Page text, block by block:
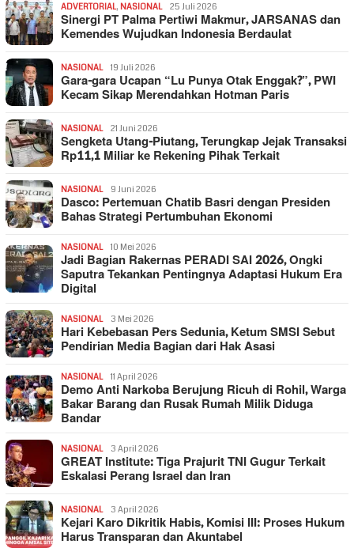
ADVERTORIAL, NASIONAL 25 Juli 2026
Sinergi PT Palma Pertiwi Makmur, JARSANAS dan
Kemendes Wujudkan Indonesia Berdaulat
NASIONAL 19 Juli 2026
Gara-gara Ucapan “Lu Punya Otak Enggak?”, PWI
Kecam Sikap Merendahkan Hotman Paris
NASIONAL 21 Juni 2026
Sengketa Utang-Piutang, Terungkap Jejak Transaksi
Rp11,1 Miliar ke Rekening Pihak Terkait
NASIONAL 9 Juni 2026
Dasco: Pertemuan Chatib Basri dengan Presiden
Bahas Strategi Pertumbuhan Ekonomi
NASIONAL 10 Mei 2026
Jadi Bagian Rakernas PERADI SAI 2026, Ongki
Saputra Tekankan Pentingnya Adaptasi Hukum Era
Digital
NASIONAL 3 Mei 2026
Hari Kebebasan Pers Sedunia, Ketum SMSI Sebut
Pendirian Media Bagian dari Hak Asasi
NASIONAL 11 April 2026
Demo Anti Narkoba Berujung Ricuh di Rohil, Warga
Bakar Barang dan Rusak Rumah Milik Diduga
Bandar
NASIONAL 3 April 2026
GREAT Institute: Tiga Prajurit TNI Gugur Terkait
Eskalasi Perang Israel dan Iran
NASIONAL 3 April 2026
Kejari Karo Dikritik Habis, Komisi III: Proses Hukum
Harus Transparan dan Akuntabel